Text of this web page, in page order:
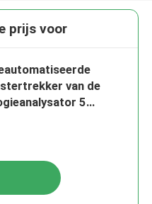
prijs voor
van de
5